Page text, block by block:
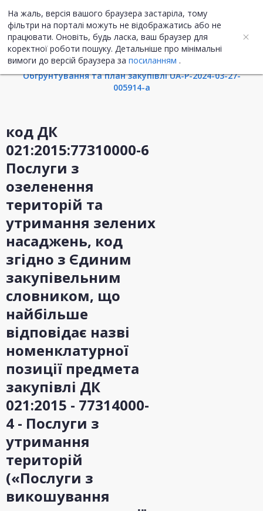
На жаль, версія вашого браузера застаріла, тому
фільтри на порталі можуть не відображатись або не
працювати. Оновіть, будь ласка, ваш браузер для
коректної роботи пошуку. Детальніше про мінімальні
вимоги до версій браузера за посиланням .
UA ENG
Інформація про закупівлю
Обгрунтування та план закупівлі UA-P-2024-03-27-
005914-a
код ДК
021:2015:77310000-6
Послуги з
озеленення
територій та
утримання зелених
насаджень, код
згідно з Єдиним
закупівельним
словником, що
найбільше
відповідає назві
номенклатурної
позиції предмета
закупівлі ДК
021:2015 - 77314000-
4 - Послуги з
утримання
територій
(«Послуги з
викошування